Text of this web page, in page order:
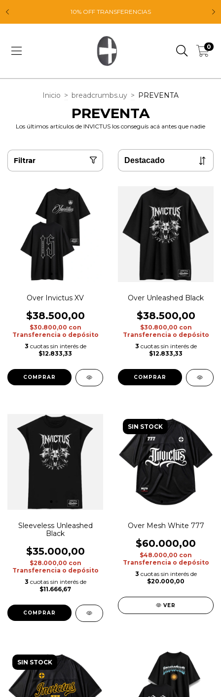
10% OFF TRANSFERENCIAS
0
Inicio > breadcrumbs.uy > PREVENTA
PREVENTA
Los últimos artículos de INVICTUS los conseguís acá antes que nadie
Filtrar
Over Invictus XV
$38.500,00
$30.800,00 con
Transferencia o depósito
3 cuotas sin interés de
$12.833,33
COMPRAR
Over Unleashed Black
$38.500,00
$30.800,00 con
Transferencia o depósito
3 cuotas sin interés de
$12.833,33
COMPRAR
Sleeveless Unleashed
Black
$35.000,00
$28.000,00 con
Transferencia o depósito
3 cuotas sin interés de
$11.666,67
COMPRAR
SIN STOCK
Over Mesh White 777
$60.000,00
$48.000,00 con
Transferencia o depósito
3 cuotas sin interés de
$20.000,00
VER
SIN STOCK